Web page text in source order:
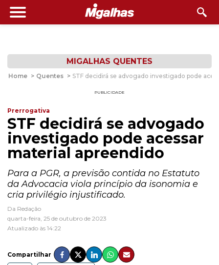
MIGALHAS QUENTES
Home > Quentes > STF decidirá se advogado investigado pode
PUBLICIDADE
Prerrogativa
STF decidirá se advogado
investigado pode acessar
material apreendido
Para a PGR, a previsão contida no Estatuto
da Advocacia viola princípio da isonomia e
cria privilégio injustificado.
Da Redação
quarta-feira, 25 de outubro de 2023
Atualizado às 14:22
Compartilhar